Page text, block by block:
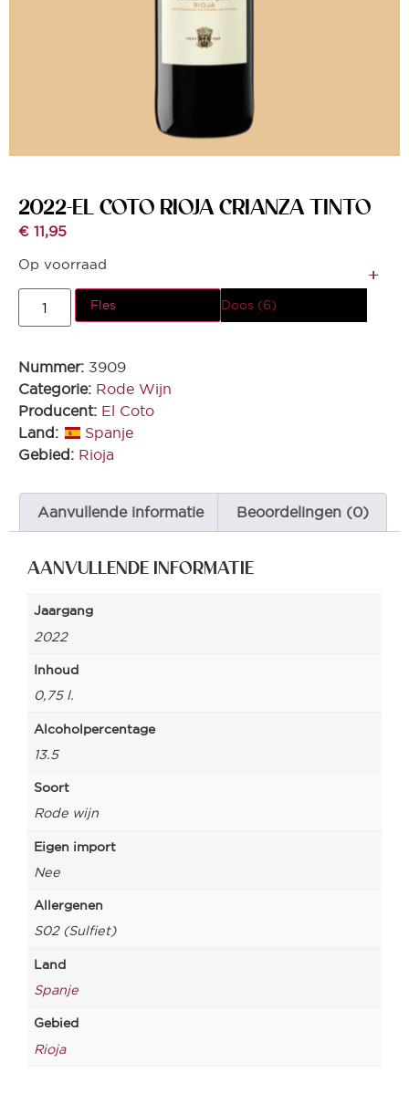
2022-EL COTO RIOJA CRIANZA TINTO
€ 11,95
Op voorraad
Fles Doos (6)
Nummer: 3909
Categorie: Rode Wijn
Producent: El Coto
Land:
Spanje
Gebied: Rioja
Aanvullende informatie Beoordelingen (0)
AANVULLENDE INFORMATIE
Jaargang
2022
Inhoud
0,75 l.
Alcoholpercentage
13.5
Soort
Rode wijn
Eigen import
Nee
Allergenen
S02 (Sulfiet)
Land
Spanje
Gebied
Rioja